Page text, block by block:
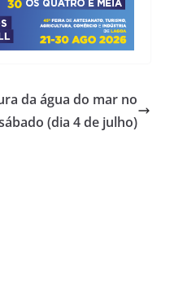
da água do mar no
(dia 4 de julho)